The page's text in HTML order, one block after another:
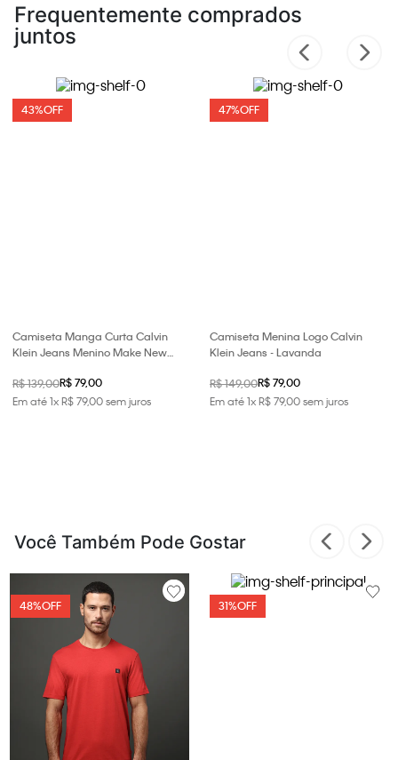
Frequentemente comprados
juntos
43%OFF
Camiseta Manga Curta Calvin
Klein Jeans Menino Make New
R$ 139,00R$ 79,00
Em até1xR$79,00sem juros
47%OFF
Camiseta Menina Logo Calvin
Klein Jeans - Lavanda
R$ 149,00R$ 79,00
Em até1xR$79,00sem juros
Você Também Pode Gostar
48%OFF 31%OFF